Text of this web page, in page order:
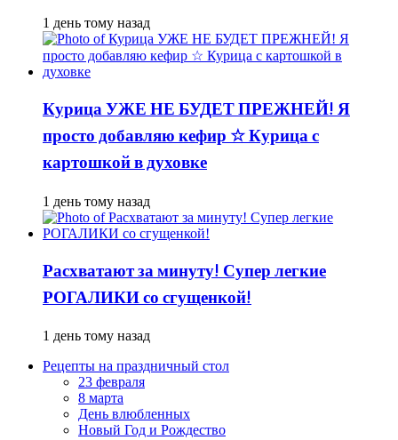
1 день тому назад
Курица УЖЕ НЕ БУДЕТ ПРЕЖНЕЙ! Я
просто добавляю кефир ☆ Курица с
картошкой в духовке
1 день тому назад
Расхватают за минуту! Супер легкие
РОГАЛИКИ со сгущенкой!
1 день тому назад
Рецепты на праздничный стол
23 февраля
8 марта
День влюбленных
Новый Год и Рождество